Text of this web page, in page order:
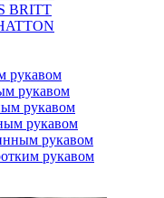
BRITT
рукавом
рукавом
рукавом
рукавом
рукавом
рукавом